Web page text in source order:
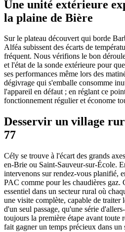
Une unité extérieure
la plaine de Bière
Sur le plateau découvert qui borde
Alféa subissent des écarts de
fréquent. Nous vérifions le bon
et l'état de la sonde extérieure pour
ses performances même lors des
dégivrage qui s'emballe consomme
l'appareil en défaut ; en réglant ce
fonctionnement régulier et économe
Desservir un village
77
Cély se trouve à l'écart des grands
en-Brie ou Saint-Sauveur-sur-École.
intervenons sur rendez-vous planifié,
PAC comme pour les chaudières gaz.
essentiel dans un secteur rural où
une visite complète, capable de traiter
d'un seul passage, qu'une série
toujours la première étape avant toute
fait gagner un temps précieux dans un